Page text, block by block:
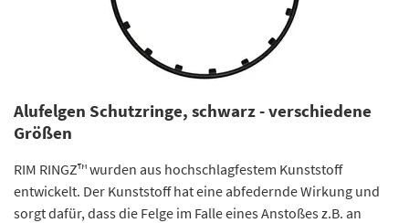
Alufelgen Schutzringe, schwarz - verschiedene
Größen
RIM RINGZ™ wurden aus hochschlagfestem Kunststoff
entwickelt. Der Kunststoff hat eine abfedernde Wirkung und
sorgt dafür, dass die Felge im Falle eines Anstoßes z.B. an